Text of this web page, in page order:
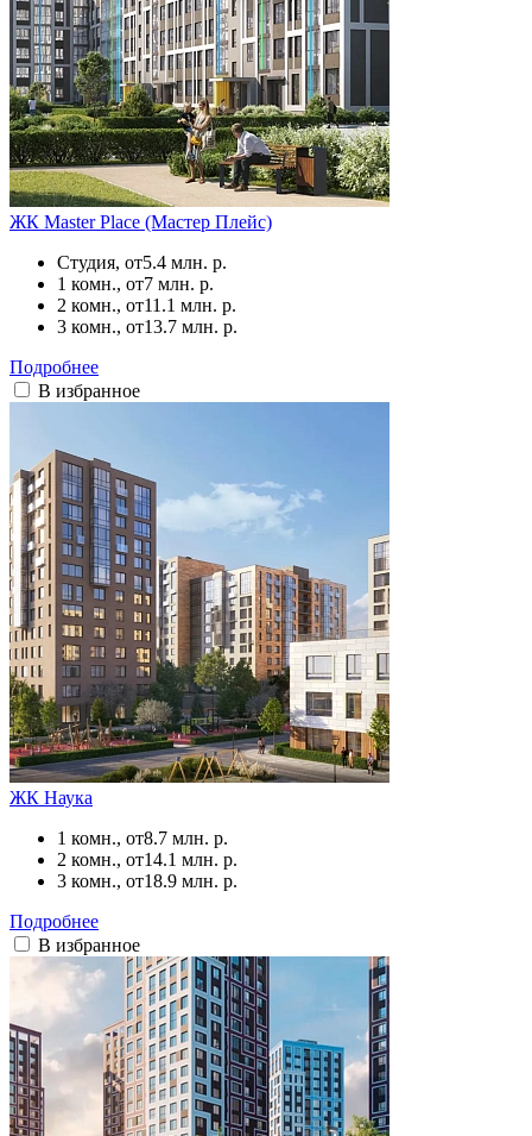
ЖК Master Place (Мастер Плейс)
Студия, от5.4 млн. р.
1 комн., от7 млн. р.
2 комн., от11.1 млн. р.
3 комн., от13.7 млн. р.
Подробнее
В избранное
ЖК Наука
1 комн., от8.7 млн. р.
2 комн., от14.1 млн. р.
3 комн., от18.9 млн. р.
Подробнее
В избранное